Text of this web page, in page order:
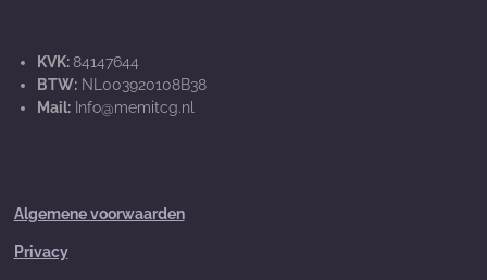
KVK:84147644
BTW: NL003920108B38
Mail:Info@memitcg.nl
Algemene voorwaarden
Privacy